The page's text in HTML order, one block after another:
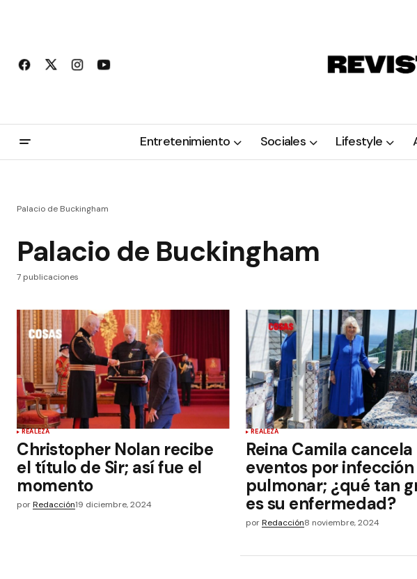
Entretenimiento Sociales Lifestyle
Palacio de Buckingham
Palacio de Buckingham
7 publicaciones
REALEZA
Christopher Nolan recibe
el título de Sir; así fue el
momento
porRedacción19 diciembre, 2024
REALEZA
Reina Camila cancela
eventos por infección
pulmonar; ¿qué tan
es su enfermedad?
por Redacción8 noviembre, 2024